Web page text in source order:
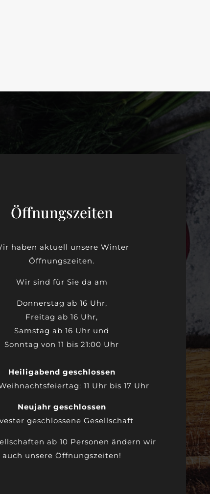
Öffnungszeiten
haben aktuell unsere Winter
Öffnungszeiten.
Wir sind für Sie da am
Donnerstag ab 16 Uhr,
Freitag ab 16 Uhr,
Samstag ab 16 Uhr und
Sonntag von 11 bis 21:00 Uhr
Heiligabend geschlossen
11 Uhr bis 17 Uhr
Neujahr geschlossen
geschlossene Gesellschaft
ab 10 Personen ändern wir
auch unsere Öffnungszeiten!